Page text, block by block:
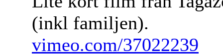
(inkl familjen).
vimeo.com/37022239